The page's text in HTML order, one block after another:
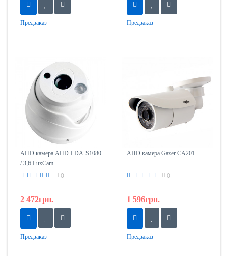
Предзаказ Предзаказ
AHD камера AHD-LDA-S1080
/ 3,6 LuxCam
0
2 472грн.
Предзаказ
AHD камера Gazer CA201
0
1 596грн.
Предзаказ